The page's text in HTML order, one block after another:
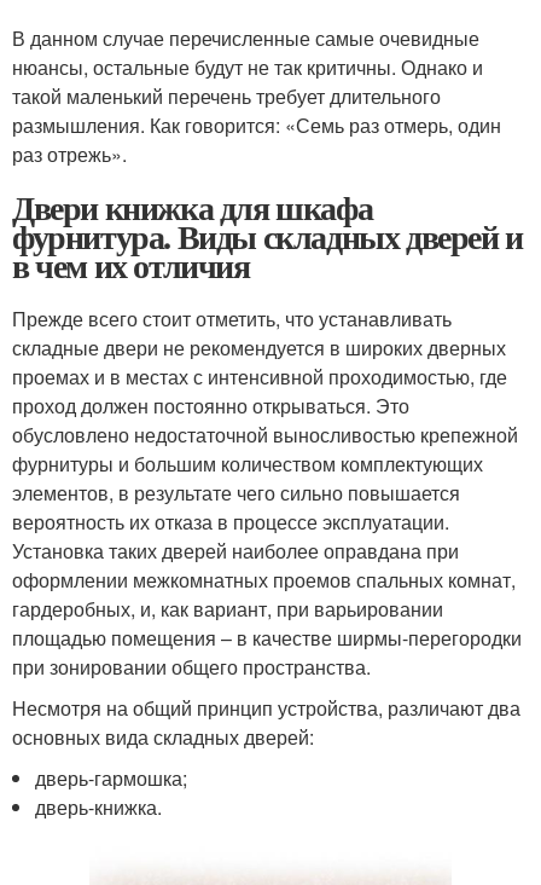
В данном случае перечисленные самые очевидные
нюансы, остальные будут не так критичны. Однако и
такой маленький перечень требует длительного
размышления. Как говорится: «Семь раз отмерь, один
раз отрежь».
Двери книжка для шкафа
фурнитура. Виды складных дверей и
в чем их отличия
Прежде всего стоит отметить, что устанавливать
складные двери не рекомендуется в широких дверных
проемах и в местах с интенсивной проходимостью, где
проход должен постоянно открываться. Это
обусловлено недостаточной выносливостью крепежной
фурнитуры и большим количеством комплектующих
элементов, в результате чего сильно повышается
вероятность их отказа в процессе эксплуатации.
Установка таких дверей наиболее оправдана при
оформлении межкомнатных проемов спальных комнат,
гардеробных, и, как вариант, при варьировании
площадью помещения – в качестве ширмы-перегородки
при зонировании общего пространства.
Несмотря на общий принцип устройства, различают два
основных вида складных дверей:
дверь-гармошка;
дверь-книжка.